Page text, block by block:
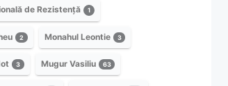
de Rezistență 1
2 Monahul Leontie 3
3 Mugur Vasiliu 63